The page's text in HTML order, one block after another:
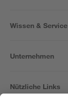
Wissen & Service
Unternehmen
Nützliche Links